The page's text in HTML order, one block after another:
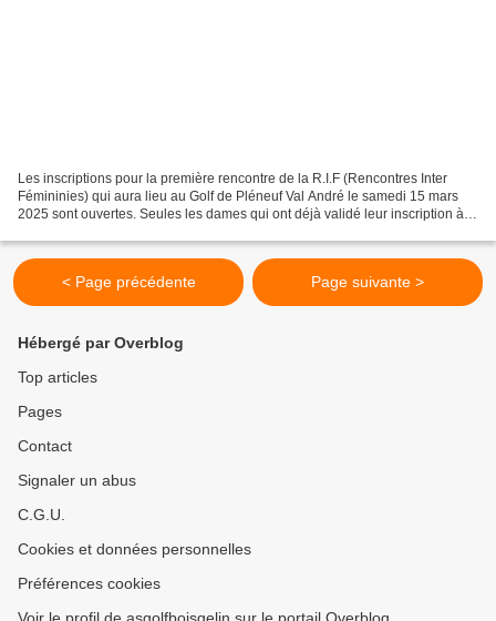
Les inscriptions pour la première rencontre de la R.I.F (Rencontres Inter
Fémininies) qui aura lieu au Golf de Pléneuf Val André le samedi 15 mars
2025 sont ouvertes. Seules les dames qui ont déjà validé leur inscription à la
< Page précédente Page suivante >
Hébergé par Overblog
Top articles
Pages
Contact
Signaler un abus
C.G.U.
Cookies et données personnelles
Préférences cookies